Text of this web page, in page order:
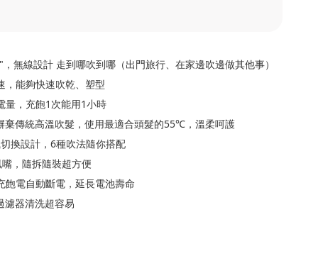
無線設計 走到哪吹到哪（出門旅行、在家邊吹邊做其他事）
能夠快速吹乾、塑型
，充飽1次能用1小時
傳統高溫吹髮，使用最適合頭髮的55℃，溫柔呵護
換設計，6種吹法隨你搭配
，隨拆隨裝超方便
電自動斷電，延長電池壽命
器清洗超容易